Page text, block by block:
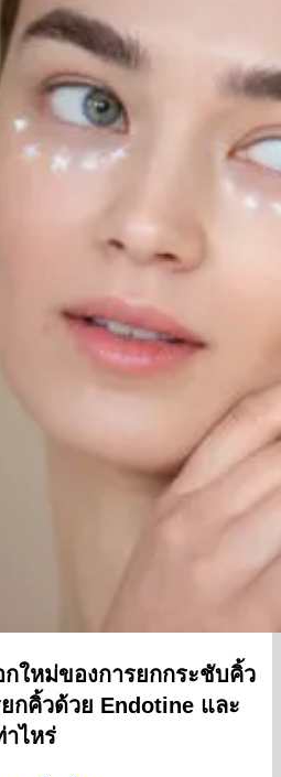
กใหม่ของการยกกระชับคิ้ว
กคิ้วด้วย Endotine และ
าไหร่